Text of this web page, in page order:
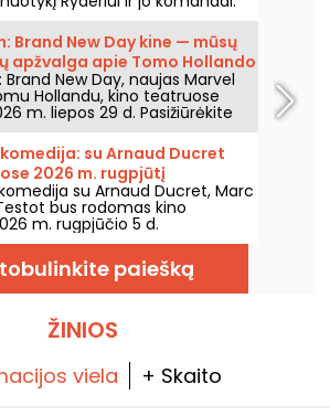
Brand New Day kine — mūsų
apžvalga apie Tomo Hollando
Vorą
New Day, naujas Marvel
Hollandu, kino teatruose
m. liepos 29 d. Pasižiūrėkite
su Arnaud Ducret
2026 m. rugpjūtį
su Arnaud Ducret, Marc
bus rodomas kino
m. rugpjūčio 5 d.
paiešką
ŽINIOS
viela + Skaito